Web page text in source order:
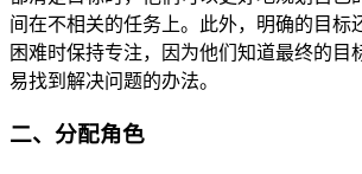
间在不相关的任务上。此外，明确的目标
困难时保持专注，因为他们知道最终的目
易找到解决问题的办法。
二、分配角色